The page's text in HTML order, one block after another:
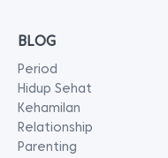
BLOG
Period
Hidup Sehat
Kehamilan
Relationship
Parenting